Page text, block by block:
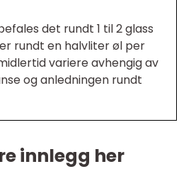
det rundt 1 til 2 glass
rundt en halvliter øl per
variere avhengig av
og anledningen rundt
innlegg her